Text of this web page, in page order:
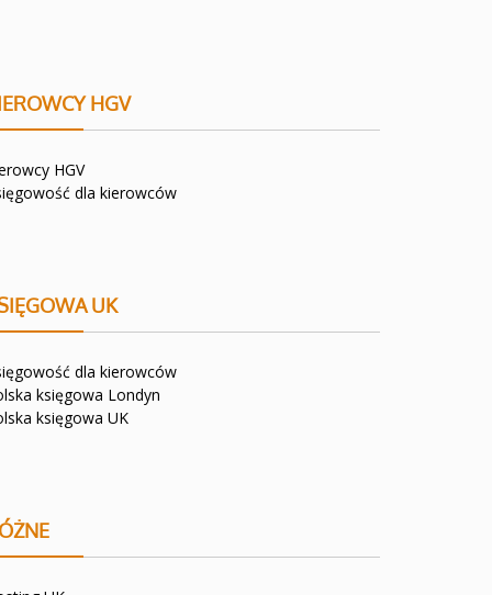
HGV
HGV
dla kierowców
UK
dla kierowców
księgowa Londyn
księgowa UK